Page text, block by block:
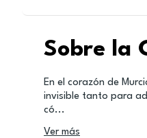
Sobre la
En el corazón de
invisible tanto para
có...
Ver más